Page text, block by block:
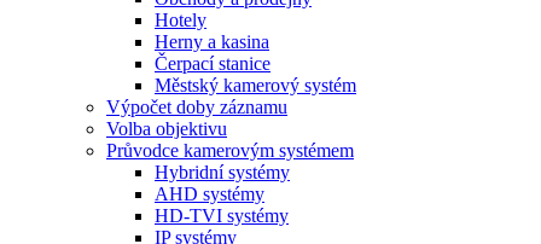
Hotely
Herny a kasina
Čerpací stanice
Městský kamerový systém
Výpočet doby záznamu
Volba objektivu
Průvodce kamerovým systémem
Hybridní systémy
AHD systémy
HD-TVI systémy
IP systémy